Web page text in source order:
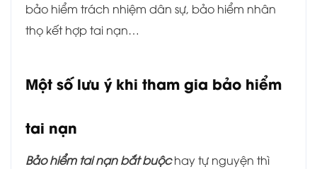
bảo hiểm trách nhiệm dân sự, bảo hiểm nhân
thọ kết hợp tai nạn…
Một số lưu ý khi tham gia bảo hiểm
tai nạn
Bảo hiểm tai nạn bắt buộchay tự nguyện thì